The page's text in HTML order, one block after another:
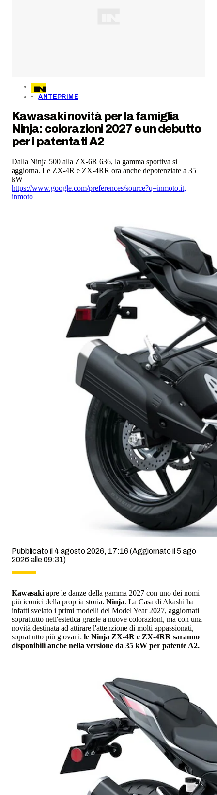
ANTEPRIME
Kawasaki novità per la famiglia
Ninja: colorazioni 2027 e un debutto
per i patentati A2
Dalla Ninja 500 alla ZX-6R 636, la gamma sportiva si
aggiorna. Le ZX-4R e ZX-4RR ora anche depotenziate a 35
kW
https://www.google.com/preferences/source?q=inmoto.it,
inmoto
Pubblicato il 4 agosto 2026, 17:16 (Aggiornato il 5 ago
2026 alle 09:31)
Kawasaki apre le danze della gamma 2027 con uno dei nomi
più iconici della propria storia: Ninja. La Casa di Akashi ha
infatti svelato i primi modelli del Model Year 2027, aggiornati
soprattutto nell'estetica grazie a nuove colorazioni, ma con una
novità destinata ad attirare l'attenzione di molti appassionati,
soprattutto più giovani: le Ninja ZX-4R e ZX-4RR saranno
disponibili anche nella versione da 35 kW per patente A2.